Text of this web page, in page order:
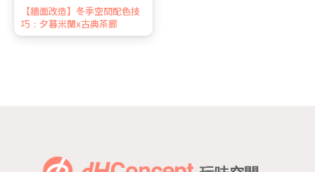
【牆面改造】冬季空間配色技
巧：夕暮米蘭x古典茶廊